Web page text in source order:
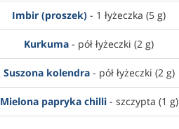
Imbir (proszek) - 1 łyżeczka (5 g)
Kurkuma - pół łyżeczki (2 g)
Suszona kolendra- pół łyżeczki (2 g)
Mielona papryka chilli- szczypta (1 g)